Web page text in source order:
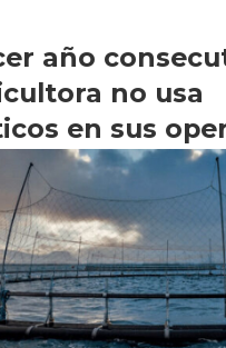
año
no usa
en sus